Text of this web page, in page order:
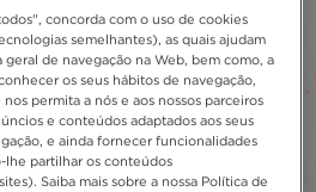
concorda com o uso de cookies
semelhantes), as quais ajudam
de navegação na Web, bem como, a
os seus hábitos de navegação,
permita a nós e aos nossos parceiros
e conteúdos adaptados aos seus
e ainda fornecer funcionalidades
partilhar os conteúdos
Saiba mais sobre a nossa Política de